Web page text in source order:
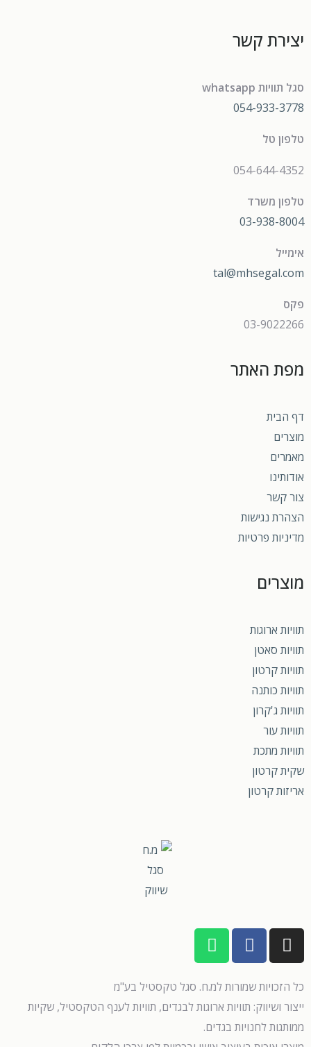
יצירת קשר
סגל תוויות whatsapp
054-933-3778
טלפון טל
054-644-4352
טלפון משרד
03-938-8004
אימייל
tal@mhsegal.com
פקס
03-9022266
מפת האתר
דף הבית
מוצרים
מאמרים
אודותינו
צור קשר
הצהרת נגישות
מדיניות פרטיות
מוצרים
תוויות ארוגות
תוויות סאטן
תוויות קרטון
תוויות כותנה
תוויות ג'קרון
תוויות עור
תוויות מתכת
שקית קרטון
אריזות קרטון
כל הזכויות שמורות למ.ח. סגל טקסטיל בע"מ
ייצור ושיווק: תוויות ארוגות לבגדים, תוויות לענף הטקסטיל, שקיות
ממותגות לחנויות בגדים.